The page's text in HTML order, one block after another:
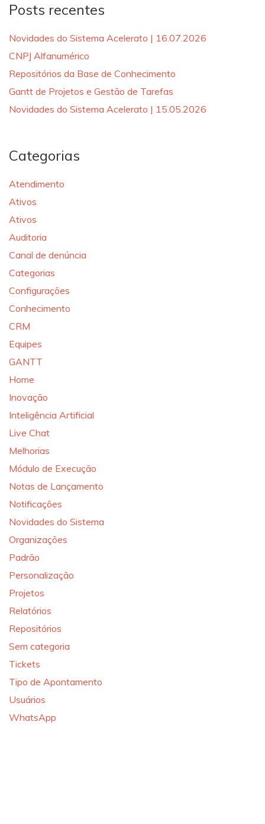
Posts recentes
Novidades do Sistema Acelerato | 16.07.2026
CNPJ Alfanumérico
Repositórios da Base de Conhecimento
Gantt de Projetos e Gestão de Tarefas
Novidades do Sistema Acelerato | 15.05.2026
Categorias
Atendimento
Ativos
Ativos
Auditoria
Canal de denúncia
Categorias
Configurações
Conhecimento
CRM
Equipes
GANTT
Home
Inovação
Inteligência Artificial
Live Chat
Melhorias
Módulo de Execução
Notas de Lançamento
Notificações
Novidades do Sistema
Organizações
Padrão
Personalização
Projetos
Relatórios
Repositórios
Sem categoria
Tickets
Tipo de Apontamento
Usuários
WhatsApp